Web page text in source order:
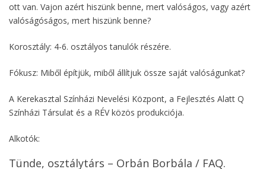
ott van. Vajon azért hiszünk benne, mert valóságos, vagy azért
valóságóságos, mert hiszünk benne?
Korosztály: 4-6. osztályos tanulók részére.
Fókusz: Miből építjük, miből állítjuk össze saját valóságunkat?
A Kerekasztal Színházi Nevelési Központ, a Fejlesztés Alatt Q
Színházi Társulat és a RÉV közös produkciója.
Alkotók:
Tünde, osztálytárs – Orbán Borbála / FAQ.